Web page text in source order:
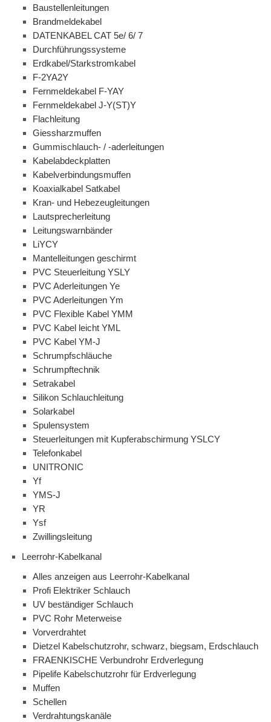
Baustellenleitungen
Brandmeldekabel
DATENKABEL CAT 5e/ 6/ 7
Durchführungssysteme
Erdkabel/Starkstromkabel
F-2YA2Y
Fernmeldekabel F-YAY
Fernmeldekabel J-Y(ST)Y
Flachleitung
Giessharzmuffen
Gummischlauch- / -aderleitungen
Kabelabdeckplatten
Kabelverbindungsmuffen
Koaxialkabel Satkabel
Kran- und Hebezeugleitungen
Lautsprecherleitung
Leitungswarnbänder
LiYCY
Mantelleitungen geschirmt
PVC Steuerleitung YSLY
PVC Aderleitungen Ye
PVC Aderleitungen Ym
PVC Flexible Kabel YMM
PVC Kabel leicht YML
PVC Kabel YM-J
Schrumpfschläuche
Schrumpftechnik
Setrakabel
Silikon Schlauchleitung
Solarkabel
Spulensystem
Steuerleitungen mit Kupferabschirmung YSLCY
Telefonkabel
UNITRONIC
Yf
YMS-J
YR
Ysf
Zwillingsleitung
Leerrohr-Kabelkanal
Alles anzeigen aus Leerrohr-Kabelkanal
Profi Elektriker Schlauch
UV beständiger Schlauch
PVC Rohr Meterweise
Vorverdrahtet
Dietzel Kabelschutzrohr, schwarz, biegsam, Erdschlauch
FRAENKISCHE Verbundrohr Erdverlegung
Pipelife Kabelschutzrohr für Erdverlegung
Muffen
Schellen
Verdrahtungskanäle